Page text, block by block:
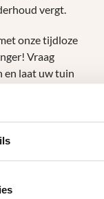
vergt.
onze tijdloze
Vraag
en laat uw tuin